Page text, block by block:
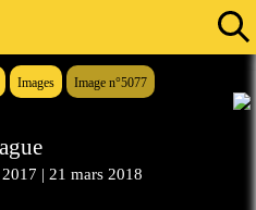
Images Image n°5077
| 21 mars 2018